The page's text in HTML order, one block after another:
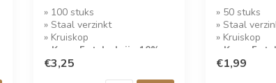
» 100 stuks
» Staal verzinkt
» Kruiskop
» Koop 5 stuks krijg 10%
korting!
€3,25
» 50 stuks
» Staal
» Kruiskop
» Koop 5
korting!
€1,99